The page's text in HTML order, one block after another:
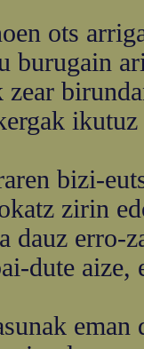
ots
burugain
zear
bizi-
zirin
dauz erro-
dute aize,
eman